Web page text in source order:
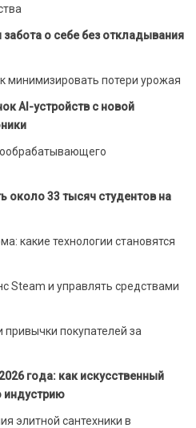
о себе без откладывания
минимизировать потери урожая
AI-устройств с новой
около 33 тысяч студентов на
какие технологии становятся
Steam и управлять средствами
покупателей за
года: как искусственный
индустрию
элитной сантехники в